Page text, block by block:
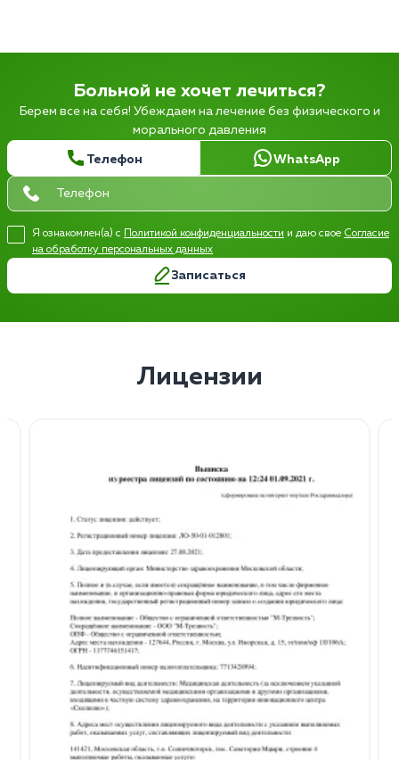
Больной не хочет лечиться?
Берем все на себя! Убеждаем на лечение без физического и
морального давления
Телефон WhatsApp
Я ознакомлен(а) с Политикой конфиденциальности и даю свое Согласие
на обработку персональных данных
Записаться
Лицензии